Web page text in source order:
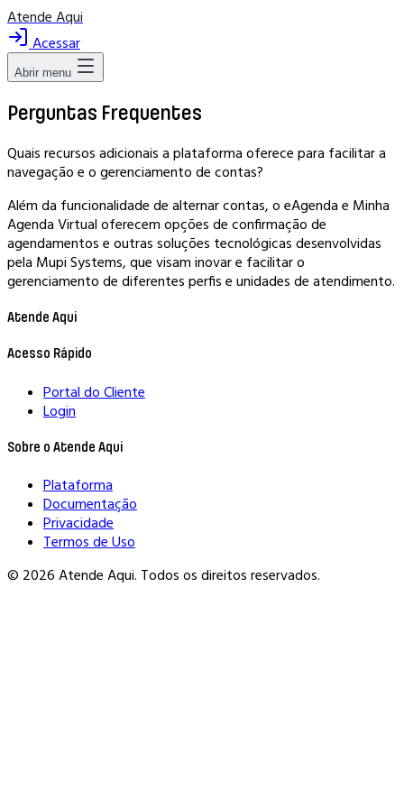
Atende Aqui
Acessar
Abrir menu
Perguntas Frequentes
Quais recursos adicionais a plataforma oferece para facilitar a
navegação e o gerenciamento de contas?
Além da funcionalidade de alternar contas, o eAgenda e Minha
Agenda Virtual oferecem opções de confirmação de
agendamentos e outras soluções tecnológicas desenvolvidas
pela Mupi Systems, que visam inovar e facilitar o
gerenciamento de diferentes perfis e unidades de atendimento.
Atende Aqui
Acesso Rápido
Portal do Cliente
Login
Sobre o Atende Aqui
Plataforma
Documentação
Privacidade
Termos de Uso
© 2026 Atende Aqui. Todos os direitos reservados.